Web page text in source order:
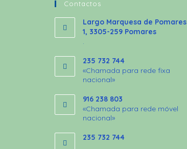
Contactos
Largo Marquesa de Pomares
1, 3305-259 Pomares
.
235 732 744
«Chamada para rede fixa
nacional»
916 238 803
«Chamada para rede móvel
nacional»
235 732 744